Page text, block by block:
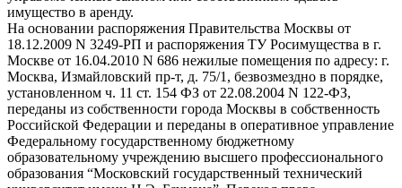
имущество в аренду.
На основании распоряжения Правительства Москвы от
18.12.2009 N 3249-РП и распоряжения ТУ Росимущества в г.
Москве от 16.04.2010 N 686 нежилые помещения по адресу: г.
Москва, Измайловский пр-т, д. 75/1, безвозмездно в порядке,
установленном ч. 11 ст. 154 ФЗ от 22.08.2004 N 122-ФЗ,
переданы из собственности города Москвы в собственность
Российской Федерации и переданы в оперативное управление
Федеральному государственному бюджетному
образовательному учреждению высшего профессионального
образования “Московский государственный технический